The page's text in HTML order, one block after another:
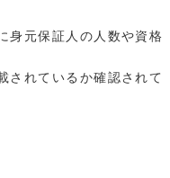
身元保証人の人数や資格
されているか確認されて